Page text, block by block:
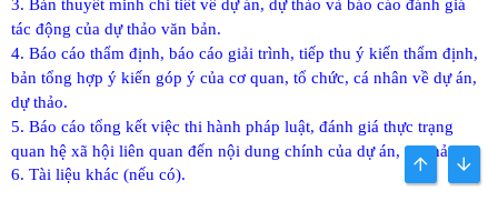
3. Bản thuyết minh chi tiết về dự án, dự thảo và báo cáo đánh giá
tác động của dự thảo văn bản.
4. Báo cáo thẩm định, báo cáo giải trình, tiếp thu ý kiến thẩm định,
bản tổng hợp ý kiến góp ý của cơ quan, tổ chức, cá nhân về dự án,
dự thảo.
5. Báo cáo tổng kết việc thi hành pháp luật, đánh giá thực trạng
quan hệ xã hội liên quan đến nội dung chính của dự án, dự thảo.
6. Tài liệu khác (nếu có).
BÊN TRÊN